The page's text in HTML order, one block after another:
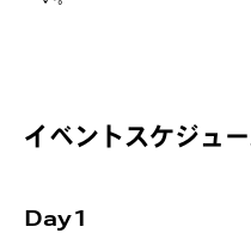
イベントスケジュ
Day1